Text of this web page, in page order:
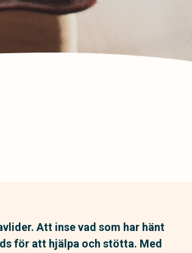
Att inse vad som har hänt
för att hjälpa och stötta. Med